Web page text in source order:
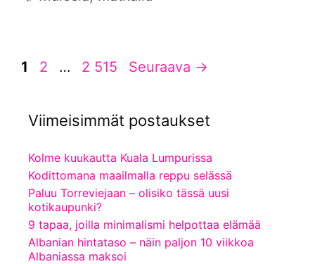
Sivu
1 Sivu
2 … Sivu
2 515 Seuraava →
Viimeisimmät postaukset
Kolme kuukautta Kuala Lumpurissa
Kodittomana maailmalla reppu selässä
Paluu Torreviejaan – olisiko tässä uusi
kotikaupunki?
9 tapaa, joilla minimalismi helpottaa elämää
Albanian hintataso – näin paljon 10 viikkoa
Albaniassa maksoi